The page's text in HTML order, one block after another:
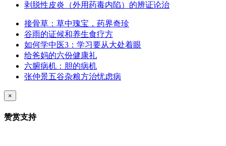
剥脱性皮炎（外用药毒内陷）的辨证论治
接骨草：草中瑰宝，药界奇珍
谷雨的证候和养生食疗方
如何学中医3：学习要从大处着眼
给爸妈的六份健康礼
六腑病机：胆的病机
张仲景五谷杂粮方治忧虑病
×
赞赏支持